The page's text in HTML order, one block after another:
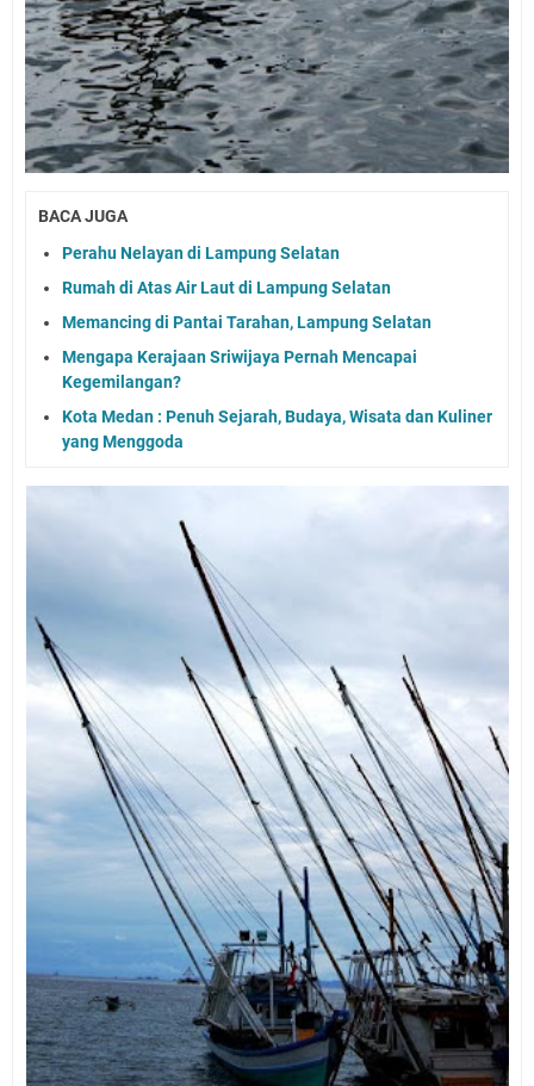
BACA JUGA
Perahu Nelayan di Lampung Selatan
Rumah di Atas Air Laut di Lampung Selatan
Memancing di Pantai Tarahan, Lampung Selatan
Mengapa Kerajaan Sriwijaya Pernah Mencapai
Kegemilangan?
Kota Medan : Penuh Sejarah, Budaya, Wisata dan Kuliner
yang Menggoda